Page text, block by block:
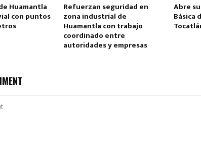
Huamantla
con puntos
Refuerzan seguridad en
zona industrial de
Huamantla con trabajo
coordinado entre
autoridades y empresas
Abre
Básica